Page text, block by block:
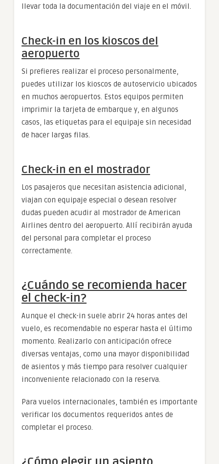
llevar toda la documentación del viaje en el móvil.
Check-in en los kioscos del
aeropuerto
Si prefieres realizar el proceso personalmente,
puedes utilizar los kioscos de autoservicio ubicados
en muchos aeropuertos. Estos equipos permiten
imprimir la tarjeta de embarque y, en algunos
casos, las etiquetas para el equipaje sin necesidad
de hacer largas filas.
Check-in en el mostrador
Los pasajeros que necesitan asistencia adicional,
viajan con equipaje especial o desean resolver
dudas pueden acudir al mostrador de American
Airlines dentro del aeropuerto. Allí recibirán ayuda
del personal para completar el proceso
correctamente.
¿Cuándo se recomienda hacer
el check-in?
Aunque el check-in suele abrir 24 horas antes del
vuelo, es recomendable no esperar hasta el último
momento. Realizarlo con anticipación ofrece
diversas ventajas, como una mayor disponibilidad
de asientos y más tiempo para resolver cualquier
inconveniente relacionado con la reserva.
Para vuelos internacionales, también es importante
verificar los documentos requeridos antes de
completar el proceso.